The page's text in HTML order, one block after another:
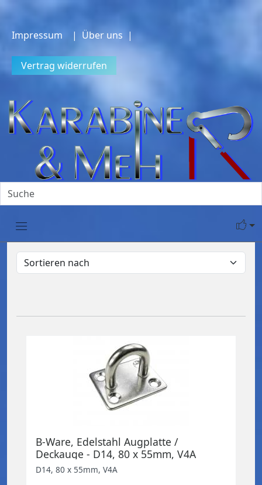
Impressum | Über uns |
Vertrag widerrufen
B-Ware, Edelstahl Augplatte /
Deckauge - D14, 80 x 55mm, V4A
D14, 80 x 55mm, V4A